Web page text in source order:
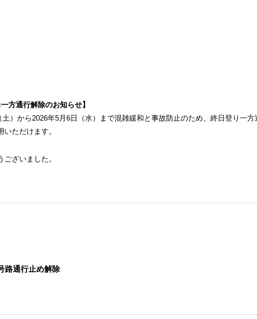
方通行解除のお知らせ】
土）から2026年5月6日（水）まで混雑緩和と事故防止のため、終日登り一
ただけます。
ございました。
路通行止め解除